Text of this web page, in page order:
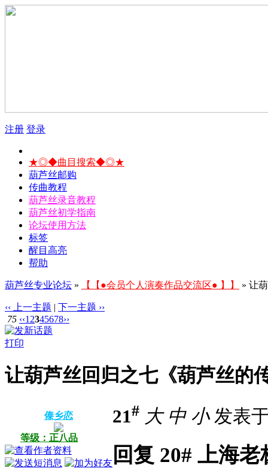
注册 登录
★◎◆曲目搜索◆◎★
葫芦丝邮购
传曲教程
葫芦丝录音教程
葫芦丝初学指南
论坛使用方法
标签
醒目高亮
帮助
葫芦丝专业论坛 » 【【●会员个人演奏作品交流区● 】】 » 让
‹‹ 上一主题 | 下一主题 ››
75 ‹‹1 2345678››
打印
让葫芦丝回归之七《葫芦丝的
傣乡恋
等级：正八品
21# 大 中 小发表
回复 20# 上海老